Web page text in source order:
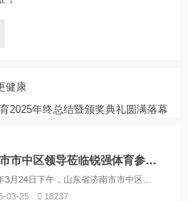
健康
2025年终总结暨颁奖典礼圆满落幕
济南市市中区领导莅临锐强体育参观指导共绘全民健身新蓝图
03-25
18237